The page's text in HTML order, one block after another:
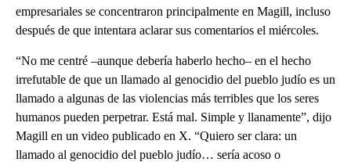
empresariales se concentraron principalmente en Magill, incluso
después de que intentara aclarar sus comentarios el miércoles.
“No me centré –aunque debería haberlo hecho– en el hecho
irrefutable de que un llamado al genocidio del pueblo judío es un
llamado a algunas de las violencias más terribles que los seres
humanos pueden perpetrar. Está mal. Simple y llanamente”, dijo
Magill en un video publicado en X. “Quiero ser clara: un
llamado al genocidio del pueblo judío… sería acoso o